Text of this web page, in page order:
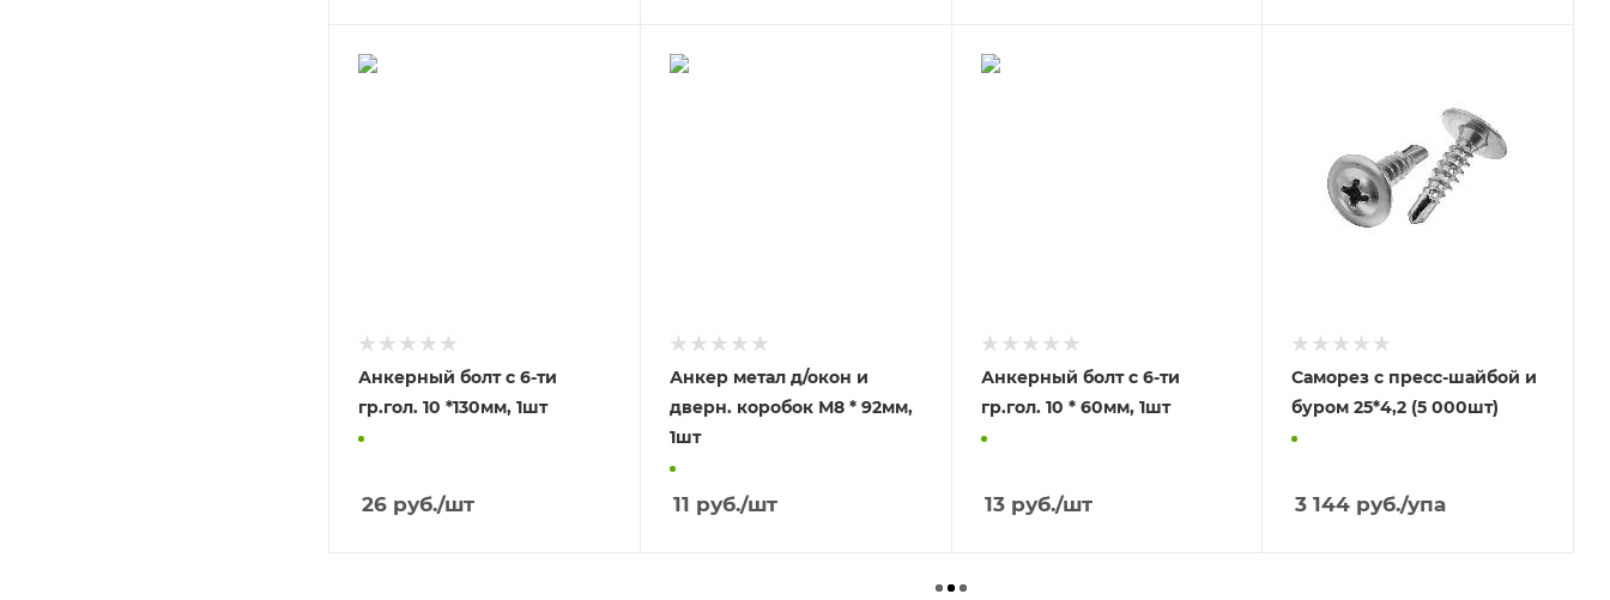
Анкерный болт с 6-ти
гр.гол. 10 *130мм, 1шт
26 руб./шт
Анкер метал д/окон и
дверн. коробок М8 * 92мм,
1шт
11 руб./шт
Анкерный болт с 6-ти
гр.гол. 10 * 60мм, 1шт
13руб./шт
Саморез с пресс-шайбой и
буром 25*4,2 (5 000шт)
3 144 руб./упа